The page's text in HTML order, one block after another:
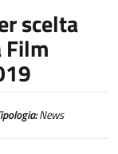
scelta
Film
News